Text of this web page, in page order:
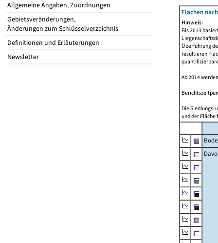
Allgemeine Angaben, Zuordnungen
Gebietsveränderungen,
Änderungen zum Schlüsselverzeichnis
Definitionen und Erläuterungen
Newsletter
Flächen
Hinweis:
Bis 2013
Überführung
resultieren
Ab 2014
Die Siedlungs-
und der Fläche